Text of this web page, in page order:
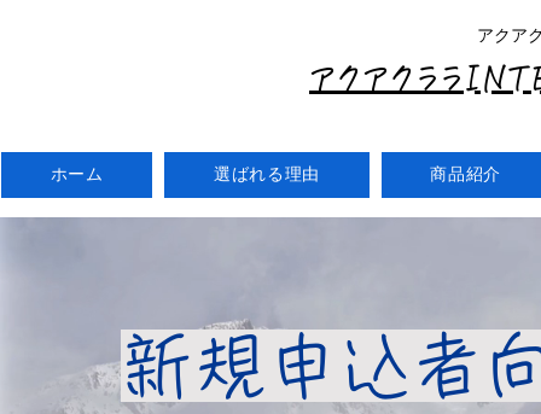
アクア
アクアクララ
ホーム 選ばれる理由 商品紹介
新規申込者